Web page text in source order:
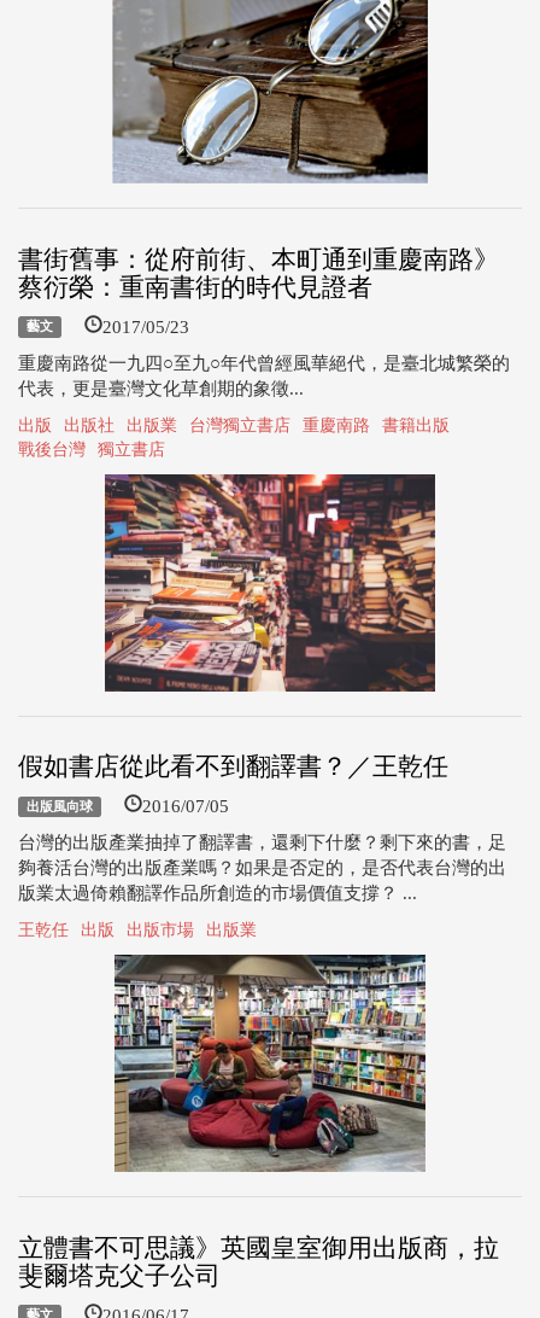
書街舊事：從府前街、本町通到重慶南路》
蔡衍榮：重南書街的時代見證者
藝文 2017/05/23
重慶南路從一九四○至九○年代曾經風華絕代，是臺北城繁榮的
代表，更是臺灣文化草創期的象徵...
出版 出版社 出版業 台灣獨立書店 重慶南路
書籍出版
戰後台灣
獨立書店
假如書店從此看不到翻譯書？／王乾任
出版風向球 2016/07/05
台灣的出版產業抽掉了翻譯書，還剩下什麼？剩下來的書，足
夠養活台灣的出版產業嗎？如果是否定的，是否代表台灣的出
版業太過倚賴翻譯作品所創造的市場價值支撐？ ...
王乾任 出版 出版市場 出版業
立體書不可思議》英國皇室御用出版商，拉
斐爾塔克父子公司
藝文 2016/06/17